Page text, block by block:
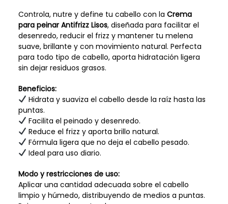
Controla, nutre y define tu cabello con la Crema
para peinar Antifrizz Lisos, diseñada para facilitar el
desenredo, reducir el frizz y mantener tu melena
suave, brillante y con movimiento natural. Perfecta
para todo tipo de cabello, aporta hidratación ligera
sin dejar residuos grasos.
Beneficios:
Hidrata y suaviza el cabello desde la raíz hasta las
puntas.
Facilita el peinado y desenredo.
Reduce el frizz y aporta brillo natural.
Fórmula ligera que no deja el cabello pesado.
Ideal para uso diario.
Modo y restricciones de uso:
Aplicar una cantidad adecuada sobre el cabello
limpio y húmedo, distribuyendo de medios a puntas.